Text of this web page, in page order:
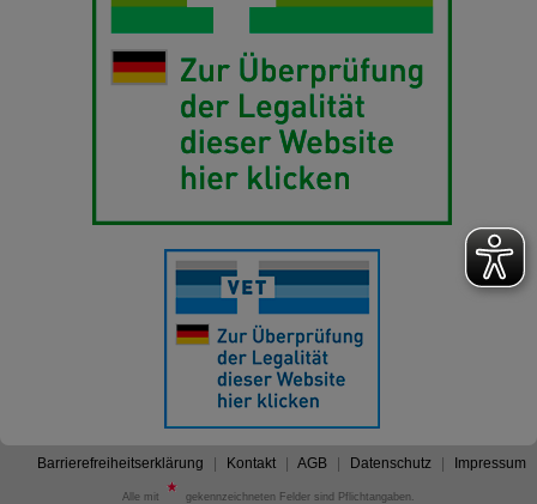
Barrierefreiheitserklärung Kontakt AGB Datenschutz Impressum
Alle mit
gekennzeichneten Felder sind Pflichtangaben.